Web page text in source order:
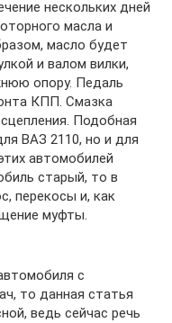
нескольких дней
масла и
масло будет
и валом вилки,
опору. Педаль
КПП. Смазка
Подобная
ВАЗ 2110, но и для
автомобилей
старый, то в
перекосы и, как
муфты.
с
то данная статья
ведь сейчас речь